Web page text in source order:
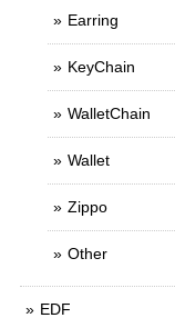
Earring
KeyChain
WalletChain
Wallet
Zippo
Other
EDF